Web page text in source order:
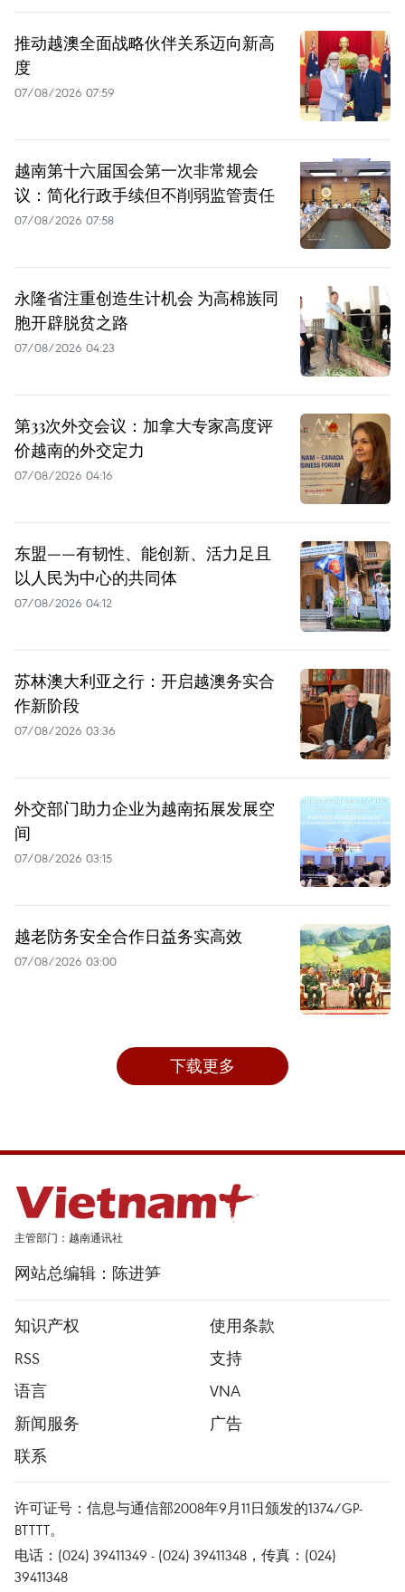
推动越澳全面战略伙伴关系迈向新高
度
07/08/2026 07:59
越南第十六届国会第一次非常规会
议：简化行政手续但不削弱监管责任
07/08/2026 07:58
永隆省注重创造生计机会 为高棉族同
胞开辟脱贫之路
07/08/2026 04:23
第33次外交会议：加拿大专家高度评
价越南的外交定力
07/08/2026 04:16
东盟——有韧性、能创新、活力足且
以人民为中心的共同体
07/08/2026 04:12
苏林澳大利亚之行：开启越澳务实合
作新阶段
07/08/2026 03:36
外交部门助力企业为越南拓展发展空
间
07/08/2026 03:15
越老防务安全合作日益务实高效
07/08/2026 03:00
下载更多
主管部门：越南通讯社
网站总编辑：陈进笋
知识产权
使用条款
RSS
支持
语言
VNA
新闻服务
广告
联系
许可证号：信息与通信部2008年9月11日颁发的1374/GP-
BTTTT。
电话：(024) 39411349 - (024) 39411348，传真：(024)
39411348